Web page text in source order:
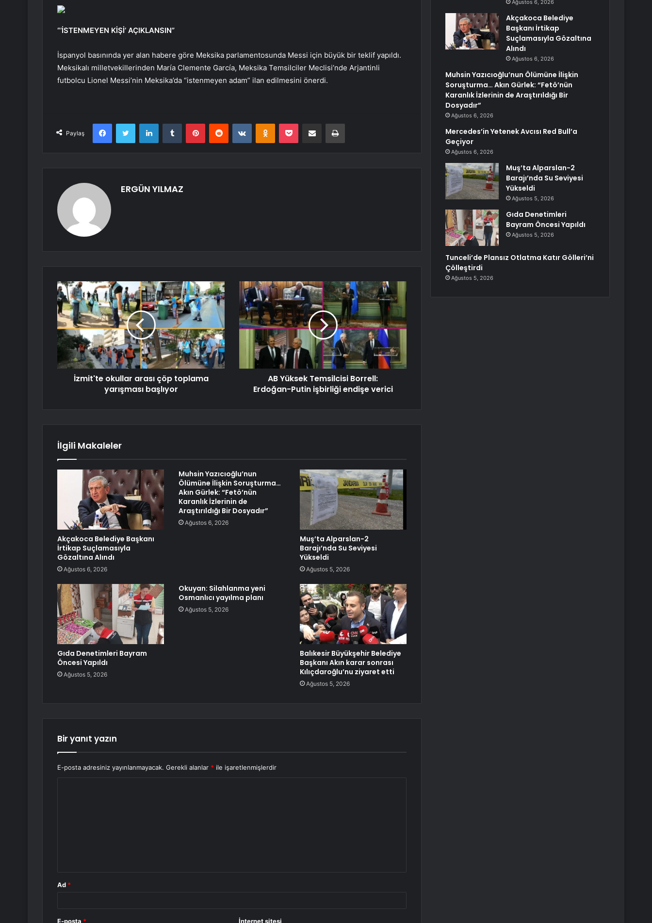
“‘İSTENMEYEN KİŞİ’ AÇIKLANSIN”
İspanyol basınında yer alan habere göre Meksika parlamentosunda Messi için büyük bir teklif yapıldı.
Meksikalı milletvekillerinden María Clemente García, Meksika Temsilciler Meclisi’nde Arjantinli
futbolcu Lionel Messi’nin Meksika’da “istenmeyen adam” ilan edilmesini önerdi.
Paylaş
FacebookTwitter LinkedInTumblr PinterestReddit VKontakteOdnoklassniki
Pocket E-Posta ile paylaş Yazdır
ERGÜN YILMAZ
İzmit'te okullar arası çöp toplama
yarışması başlıyor
AB Yüksek Temsilcisi Borrell:
Erdoğan-Putin işbirliği endişe verici
İlgili Makaleler
Akçakoca Belediye Başkanı
İrtikap Suçlamasıyla
Gözaltına Alındı
Ağustos 6, 2026
Muhsin Yazıcıoğlu’nun
Ölümüne İlişkin Soruşturma…
Akın Gürlek: “Fetö’nün
Karanlık İzlerinin de
Araştırıldığı Bir Dosyadır”
Ağustos 6, 2026
Muş’ta Alparslan-2
Barajı’nda Su Seviyesi
Yükseldi
Ağustos 5, 2026
Gıda Denetimleri Bayram
Öncesi Yapıldı
Ağustos 5, 2026
Okuyan: Silahlanma yeni
Osmanlıcı yayılma planı
Ağustos 5, 2026
Balıkesir Büyükşehir Belediye
Başkanı Akın karar sonrası
Kılıçdaroğlu’nu ziyaret etti
Ağustos 5, 2026
Bir yanıt yazın
E-posta adresiniz yayınlanmayacak. Gerekli alanlar * ile işaretlenmişlerdir
Ad *
E-posta * İnternet sitesi
Ağustos 6, 2026
Akçakoca Belediye
Başkanı İrtikap
Suçlamasıyla Gözaltına
Alındı
Ağustos 6, 2026
Muhsin Yazıcıoğlu’nun Ölümüne İlişkin
Soruşturma… Akın Gürlek: “Fetö’nün
Karanlık İzlerinin de Araştırıldığı Bir
Dosyadır”
Ağustos 6, 2026
Mercedes’in Yetenek Avcısı Red Bull’a
Geçiyor
Ağustos 6, 2026
Muş’ta Alparslan-2
Barajı’nda Su Seviyesi
Yükseldi
Ağustos 5, 2026
Gıda Denetimleri
Bayram Öncesi Yapıldı
Ağustos 5, 2026
Tunceli’de Plansız Otlatma Katır Gölleri’ni
Çölleştirdi
Ağustos 5, 2026